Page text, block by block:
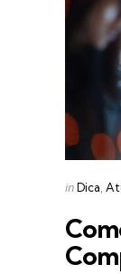
Categories
Posted
inDica